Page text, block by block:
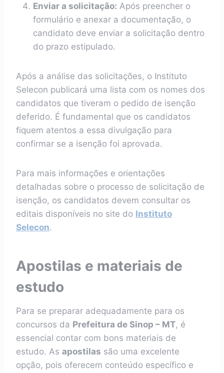
Enviar a solicitação: Após preencher o
formulário e anexar a documentação, o
candidato deve enviar a solicitação dentro
do prazo estipulado.
Após a análise das solicitações, o Instituto
Selecon publicará uma lista com os nomes dos
candidatos que tiveram o pedido de isenção
deferido. É fundamental que os candidatos
fiquem atentos a essa divulgação para
confirmar se a isenção foi aprovada.
Para mais informações e orientações
detalhadas sobre o processo de solicitação de
isenção, os candidatos devem consultar os
editais disponíveis no site do Instituto
Selecon.
Apostilas e materiais de
estudo
Para se preparar adequadamente para os
concursos da Prefeitura de Sinop – MT, é
essencial contar com bons materiais de
estudo. As apostilas são uma excelente
opção, pois oferecem conteúdo específico e